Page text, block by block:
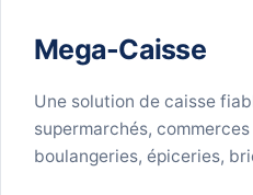
Mega-Caisse
Une solution de caisse
supermarchés,
boulangeries, épiceries,